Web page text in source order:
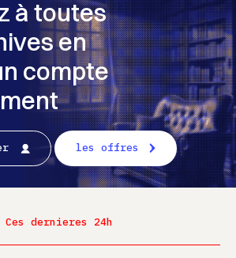
à toutes
en
compte
les offres
Ces dernieres 24h